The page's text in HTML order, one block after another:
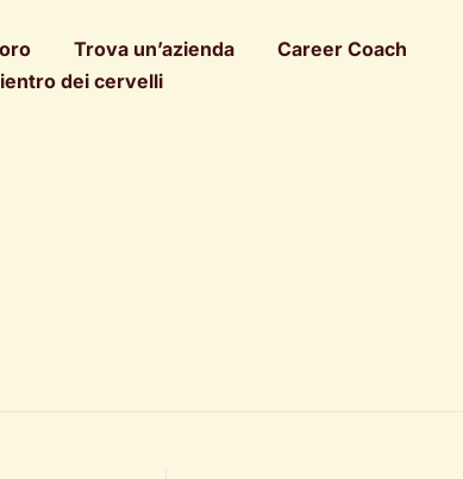
Trova un’azienda
Career Coach
dei cervelli